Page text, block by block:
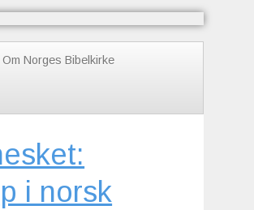
Om Norges Bibelkirke
i norsk